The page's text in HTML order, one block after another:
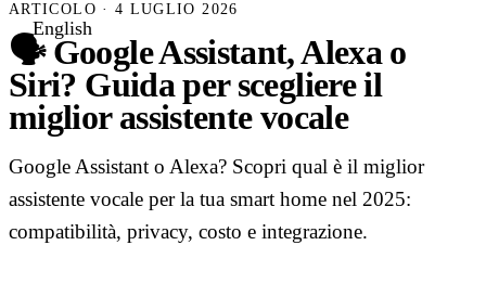
English
ARTICOLO · 4 LUGLIO 2026
🗣️ Google Assistant, Alexa o
Siri? Guida per scegliere il
miglior assistente vocale
Google Assistant o Alexa? Scopri qual è il miglior
assistente vocale per la tua smart home nel 2025:
compatibilità, privacy, costo e integrazione.